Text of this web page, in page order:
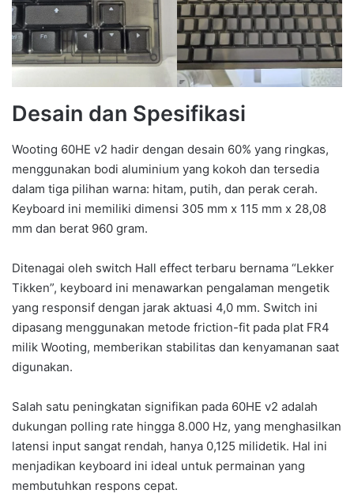
Desain dan Spesifikasi
Wooting 60HE v2 hadir dengan desain 60% yang ringkas,
menggunakan bodi aluminium yang kokoh dan tersedia
dalam tiga pilihan warna: hitam, putih, dan perak cerah.
Keyboard ini memiliki dimensi 305 mm x 115 mm x 28,08
mm dan berat 960 gram.
Ditenagai oleh switch Hall effect terbaru bernama “Lekker
Tikken”, keyboard ini menawarkan pengalaman mengetik
yang responsif dengan jarak aktuasi 4,0 mm. Switch ini
dipasang menggunakan metode friction-fit pada plat FR4
milik Wooting, memberikan stabilitas dan kenyamanan saat
digunakan.
Salah satu peningkatan signifikan pada 60HE v2 adalah
dukungan polling rate hingga 8.000 Hz, yang menghasilkan
latensi input sangat rendah, hanya 0,125 milidetik. Hal ini
menjadikan keyboard ini ideal untuk permainan yang
membutuhkan respons cepat.